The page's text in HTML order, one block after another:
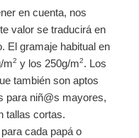
en cuenta, nos
valor se traducirá en
El gramaje habitual en
m2 y los 250g/m2. Los
también son aptos
para niñ@s mayores,
tallas cortas.
cada papá o